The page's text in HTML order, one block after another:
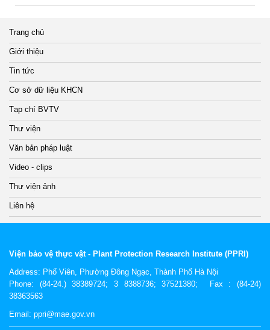
Trang chủ
Giới thiệu
Tin tức
Cơ sở dữ liệu KHCN
Tạp chí BVTV
Thư viện
Văn bản pháp luật
Video - clips
Thư viện ảnh
Liên hệ
Viện bảo vệ thực vật - Plant Protection Research Institute (PPRI)
Address: Phố Viên, Phường Đông Ngạc, Thành Phố Hà Nội
Phone: (84-24.) 38389724; 3 8388736; 37521380; Fax : (84-24)
38363563
Email: ppri@mae.gov.vn